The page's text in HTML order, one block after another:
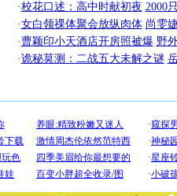
·校花口述：高中时献初夜 2000
·女白领祼体聚会放纵肉体 尚雯
·曹颖印小天酒店开房照被爆 野
·诡秘莫测：二战五大未解之谜
[圣诞节]
你太多
要平安！